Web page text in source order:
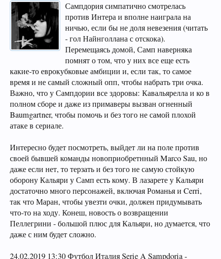
Сампдория симпатично смотрелась
против Интера и вполне наиграла на
ничью, если бы не доля невезения (читать
- гол Найнголлана с отскока).
Перемещаясь домой, Самп наверняка
помнят о том, что у них все еще есть
какие-то еврокубковые амбиции и, если так, то самое
время и не самый сложный опп, чтобы набрать три очка.
Важно, что у Сампдории все здоровы: Кавальярелла и ко в
полном сборе и даже из примаверы вызван огненный
Baumgartner, чтобы помочь и без того не самой плохой
атаке в сериале.
Интересно будет посмотреть, выйдет ли на поле против
своей бывшей команды новоприобретнный Marco Sau, но
даже если нет, то терзать и без того не самую стойкую
оборону Кальяри у Самп есть кому. В лазарете у Кальяри
достаточно много персонажей, включая Романья и Cerri,
так что Маран, чтобы увезти очки, должен придумывать
что-то на ходу. Конеш, новость о возвращении
Пеллегрини - большой плюс для Кальяри, но думается, что
даже с ним будет сложно.
24.02.2019 13:30 Футбол Италия Serie A Sampdoria -